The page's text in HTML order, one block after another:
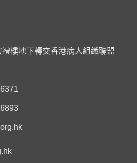
樓地下轉交香港病人組織聯盟